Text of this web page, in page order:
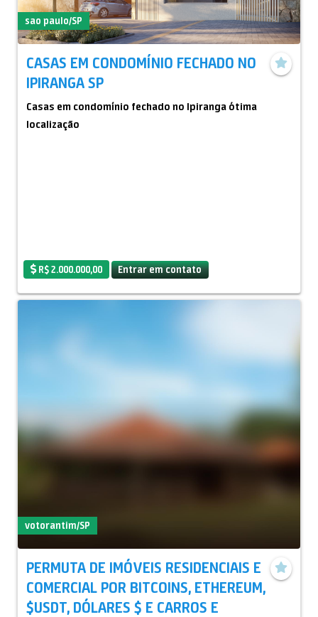
- Canil
- Lavanderia
- 3 quartos de materiais diversos
Condomínio R$ 900,00 com cota extra
IPTU R$ 279,00 mês ou R$ 3.348,00 ano
sao paulo/SP
CASAS EM CONDOMÍNIO FECHADO NO
IPIRANGA SP
Casas em condomínio fechado no Ipiranga ótima
localização
R$ 2.000.000,00 Entrar em contato
votorantim/SP
PERMUTA DE IMÓVEIS RESIDENCIAIS E
COMERCIAL POR BITCOINS, ETHEREUM,
$USDT, DÓLARES $ E CARROS E